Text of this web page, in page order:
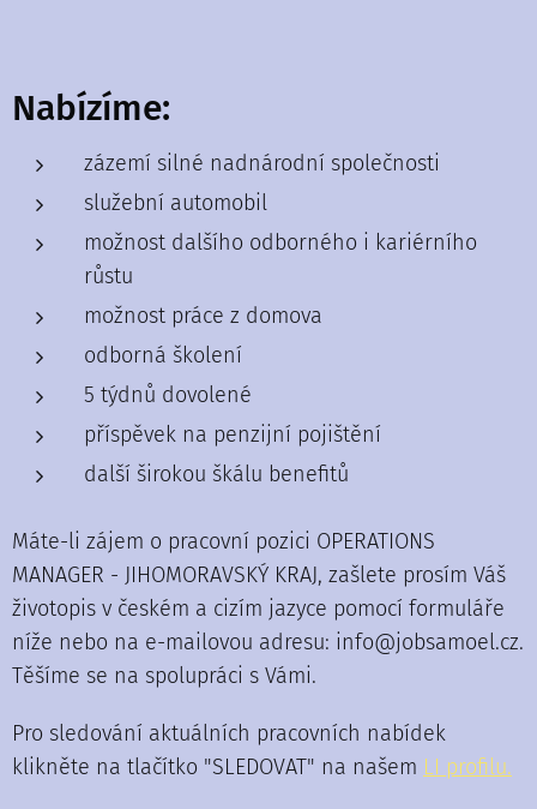
Nabízíme:
zázemí silné nadnárodní společnosti
služební automobil
možnost dalšího odborného i kariérního
růstu
možnost práce z domova
odborná školení
5 týdnů dovolené
příspěvek na penzijní pojištění
další širokou škálu benefitů
Máte-li zájem o pracovní pozici OPERATIONS
MANAGER - JIHOMORAVSKÝ KRAJ, zašlete prosím Váš
životopis v českém a cizím jazyce pomocí formuláře
níže nebo na e-mailovou adresu: info@jobsamoel.cz.
Těšíme se na spolupráci s Vámi.
Pro sledování aktuálních pracovních nabídek
klikněte na tlačítko "SLEDOVAT" na našem LI profilu.